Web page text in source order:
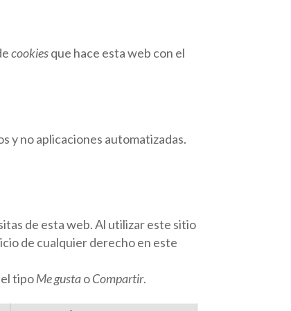
cookiesque hace esta web con el
y no aplicaciones automatizadas.
de esta web. Al utilizar este sitio
de cualquier derecho en este
tipoMe gustaoCompartir.